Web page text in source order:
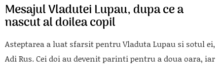
Mesajul Vladutei Lupau, dupa ce a
nascut al doilea copil
Asteptarea a luat sfarsit pentru Vladuta Lupau si sotul ei,
Adi Rus. Cei doi au devenit parinti pentru a doua oara, iar